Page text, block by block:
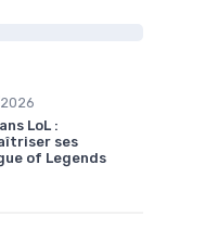
LoL :
ses
of Legends